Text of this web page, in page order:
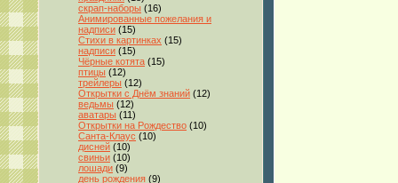
скрап-наборы (16)
Анимированные пожелания и
надписи (15)
Стихи в картинках (15)
надписи (15)
Чёрные котята (15)
птицы (12)
трейлеры (12)
Открытки с Днём знаний (12)
ведьмы (12)
аватары (11)
Открытки на Рождество (10)
Санта-Клаус (10)
дисней (10)
свиньи (10)
лошади (9)
день рождения (9)